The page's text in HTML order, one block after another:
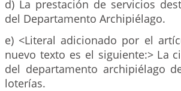
d) La prestación de servicios
del Departamento Archipiélago.
e) <Literal adicionado por el
nuevo texto es el siguiente:> La
del departamento archipiélago
loterías.